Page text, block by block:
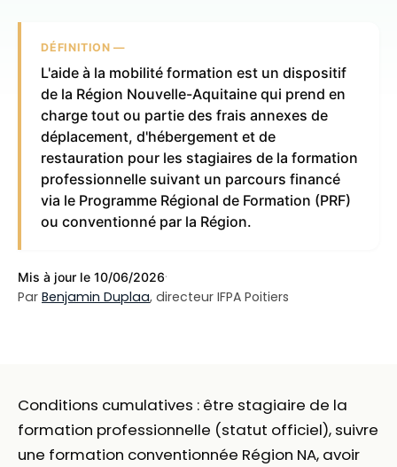
DÉFINITION —
L'aide à la mobilité formation est un dispositif
de la Région Nouvelle-Aquitaine qui prend en
charge tout ou partie des frais annexes de
déplacement, d'hébergement et de
restauration pour les stagiaires de la formation
professionnelle suivant un parcours financé
via le Programme Régional de Formation (PRF)
ou conventionné par la Région.
Mis à jour le 10/06/2026·
Par Benjamin Duplaa, directeur IFPA Poitiers
Conditions cumulatives : être stagiaire de la
formation professionnelle (statut officiel), suivre
une formation conventionnée Région NA, avoir